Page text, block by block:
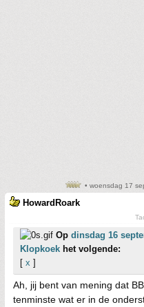
• woensdag 17
HowardRoark
Op dinsdag 16
Klopkoek het volgende:
[ x ]
Ah, jij bent van mening dat
tenminste wat er in de